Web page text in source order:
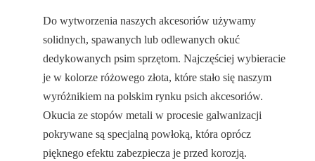
Do wytworzenia naszych akcesoriów używamy
solidnych, spawanych lub odlewanych okuć
dedykowanych psim sprzętom. Najczęściej wybieracie
je w kolorze różowego złota, które stało się naszym
wyróżnikiem na polskim rynku psich akcesoriów.
Okucia ze stopów metali w procesie galwanizacji
pokrywane są specjalną powłoką, która oprócz
pięknego efektu zabezpiecza je przed korozją.